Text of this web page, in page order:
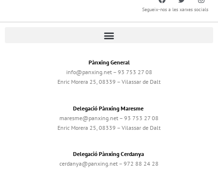
Segueix-nos a les xarxes socials
Pànxing General
info@panxing.net – 93 753 27 08
Enric Morera 25, 08339 – Vilassar de Dalt
Delegació Pànxing Maresme
maresme@panxing.net – 93 753 27 08
Enric Morera 25, 08339 – Vilassar de Dalt
Delegació Pànxing Cerdanya
cerdanya@panxing.net – 972 88 24 28